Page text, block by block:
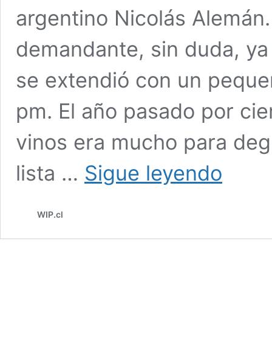
argentino Nicolás
demandante, sin duda,
se extendió con un
pm. El año pasado por
vinos era mucho para
lista … Sigue leyendo
NOIR
WIP.cl